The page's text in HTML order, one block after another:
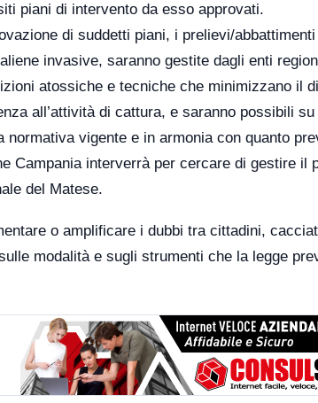
piani di intervento da esso approvati.
di suddetti piani, i prelievi/
invasive, saranno gestite dagli enti
atossiche e tecniche che minimizzano il
all’attività di cattura, e saranno possibili
normativa vigente e in armonia con quanto
Campania interverrà per cercare di gestire
del Matese.
o amplificare i dubbi tra cittadini,
modalità e sugli strumenti che la legge